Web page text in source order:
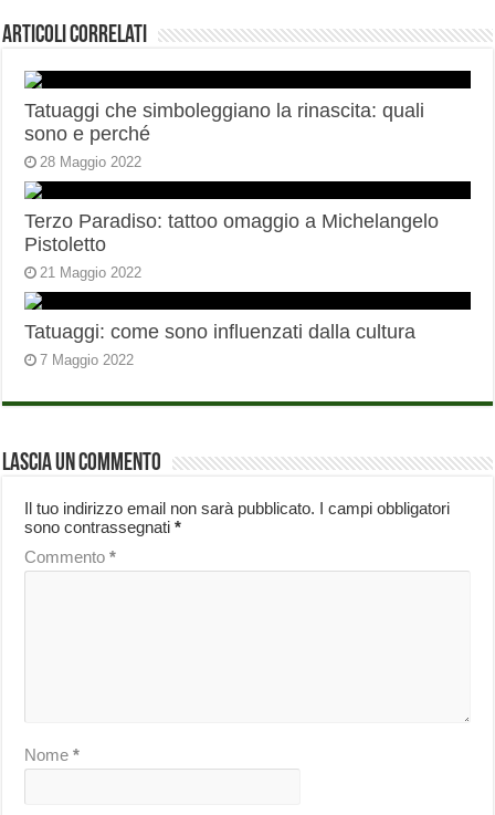
Articoli correlati
Tatuaggi che simboleggiano la rinascita: quali
sono e perché
28 Maggio 2022
Terzo Paradiso: tattoo omaggio a Michelangelo
Pistoletto
21 Maggio 2022
Tatuaggi: come sono influenzati dalla cultura
7 Maggio 2022
Lascia un commento
Il tuo indirizzo email non sarà pubblicato. I campi obbligatori
sono contrassegnati*
Commento*
Nome*